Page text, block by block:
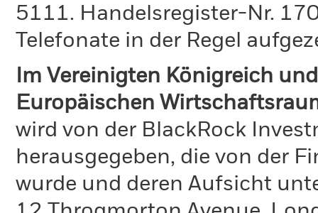
5111. Handelsregister-Nr.
Telefonate in der Regel
Im Vereinigten Königreich
Europäischen
wird von der BlackRock
herausgegeben, die von der
wurde und deren Aufsicht